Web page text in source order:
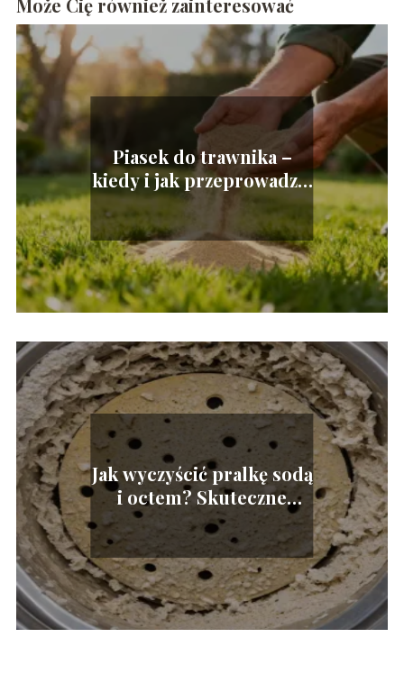
Piasek do trawnika –
kiedy i jak przeprowadzić
piaskowanie?
Jak wyczyścić pralkę sodą
i octem? Skuteczne
metody